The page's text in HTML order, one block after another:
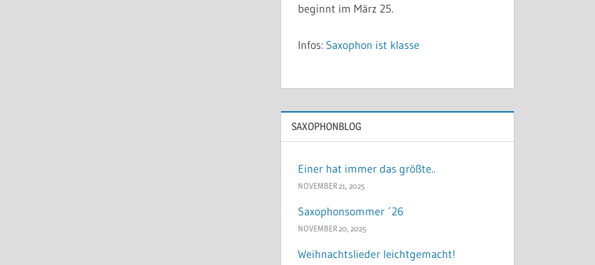
beginnt im März 25.
Infos: Saxophon ist klasse
SAXOPHONBLOG
Einer hat immer das größte..
NOVEMBER 21, 2025
Saxophonsommer ´26
NOVEMBER 20, 2025
Weihnachtslieder leichtgemacht!